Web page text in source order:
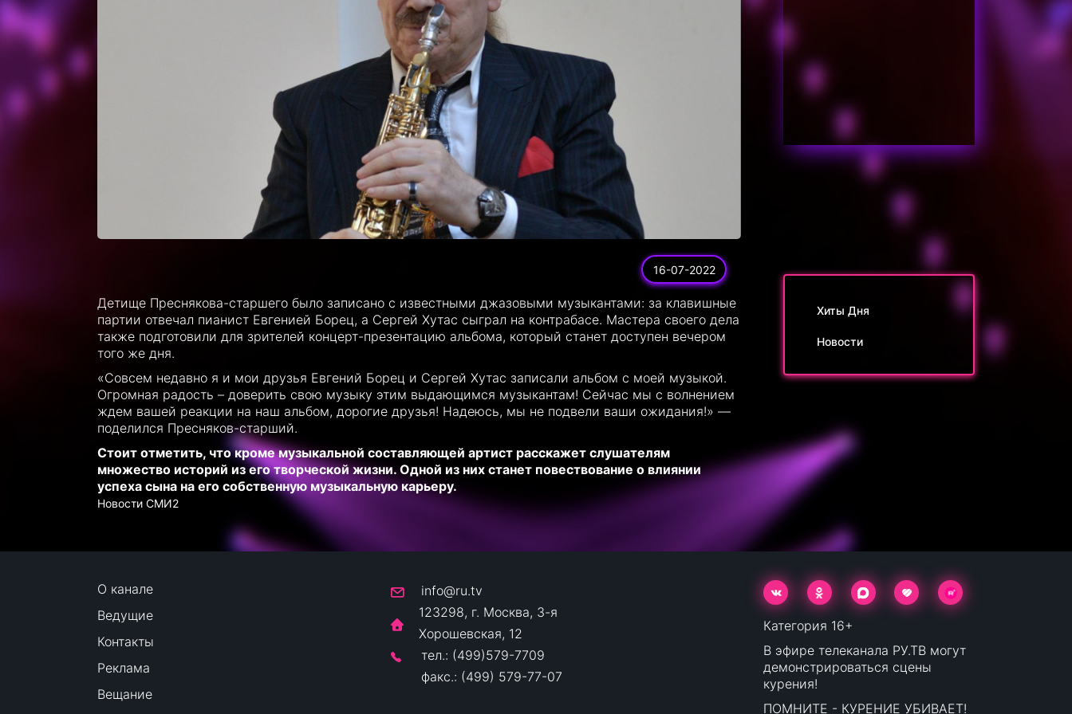
16-07-2022
Детище Преснякова-старшего было записано с известными джазовыми музыкантами: за клавишные
партии отвечал пианист Евгенией Борец, а Сергей Хутас сыграл на контрабасе. Мастера своего дела
также подготовили для зрителей концерт-презентацию альбома, который станет доступен вечером
того же дня.
«Совсем недавно я и мои друзья Евгений Борец и Сергей Хутас записали альбом с моей музыкой.
Огромная радость – доверить свою музыку этим выдающимся музыкантам! Сейчас мы с волнением
ждем вашей реакции на наш альбом, дорогие друзья! Надеюсь, мы не подвели ваши ожидания!» —
поделился Пресняков-старший.
Стоит отметить, что кроме музыкальной составляющей артист расскажет слушателям
множество историй из его творческой жизни. Одной из них станет повествование о влиянии
успеха сына на его собственную музыкальную карьеру.
Новости СМИ2
Хиты Дня
Новости
О канале
Ведущие
Контакты
Реклама
Вещание
info@ru.tv
123298, г. Москва, 3-я
Хорошевская, 12
тел.: (499)579-7709
факс.: (499) 579-77-07
Категория 16+
В эфире телеканала РУ.ТВ могут
демонстрироваться сцены
курения!
ПОМНИТЕ - КУРЕНИЕ УБИВАЕТ!